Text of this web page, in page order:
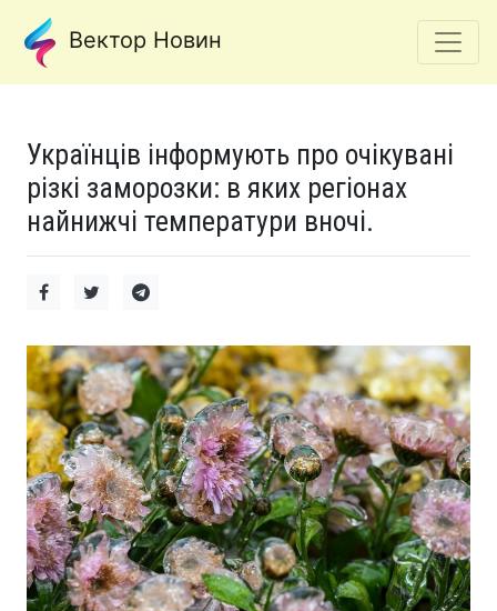
Вектор Новин
Українців інформують про очікувані
різкі заморозки: в яких регіонах
найнижчі температури вночі.